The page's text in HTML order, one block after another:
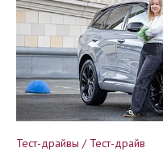
Тест-драйвы / Тест-драйв